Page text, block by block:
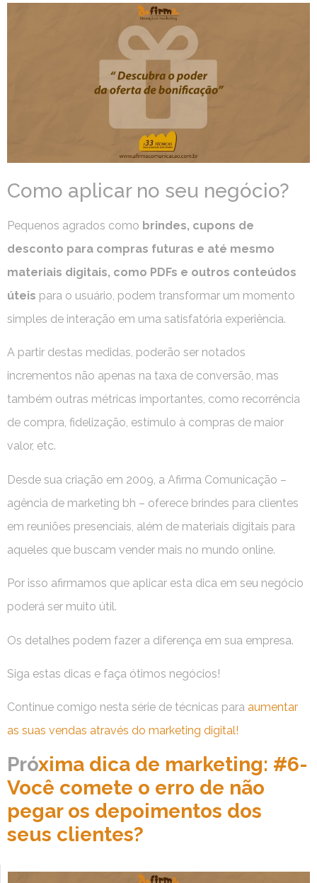
Como aplicar no seu negócio?
Pequenos agrados como brindes, cupons de
desconto para compras futuras e até mesmo
materiais digitais, como PDFs e outros conteúdos
úteis para o usuário, podem transformar um momento
simples de interação em uma satisfatória experiência.
A partir destas medidas, poderão ser notados
incrementos não apenas na taxa de conversão, mas
também outras métricas importantes, como recorrência
de compra, fidelização, estímulo à compras de maior
valor, etc.
Desde sua criação em 2009, a Afirma Comunicação –
agência de marketing bh – oferece brindes para clientes
em reuniões presenciais, além de materiais digitais para
aqueles que buscam vender mais no mundo online.
Por isso afirmamos que aplicar esta dica em seu negócio
poderá ser muito útil.
Os detalhes podem fazer a diferença em sua empresa.
Siga estas dicas e faça ótimos negócios!
Continue comigo nesta série de técnicas para aumentar
as suas vendas através do marketing digital!
Próxima dica de marketing: #6-
Você comete o erro de não
pegar os depoimentos dos
seus clientes?